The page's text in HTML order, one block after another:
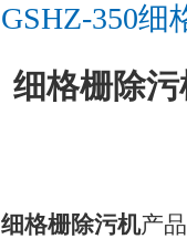
GSHZ-350
细格栅除
细格栅除污机产